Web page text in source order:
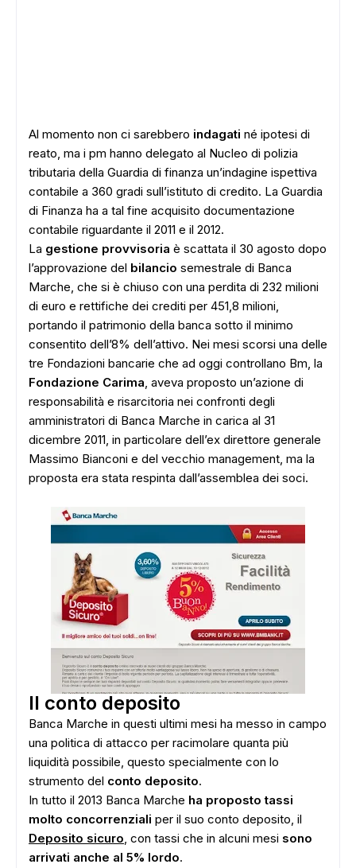
Al momento non ci sarebbero indagati né ipotesi di
reato, ma i pm hanno delegato al Nucleo di polizia
tributaria della Guardia di finanza un’indagine ispettiva
contabile a 360 gradi sull’istituto di credito. La Guardia
di Finanza ha a tal fine acquisito documentazione
contabile riguardante il 2011 e il 2012.
La gestione provvisoria è scattata il 30 agosto dopo
l’approvazione del bilancio semestrale di Banca
Marche, che si è chiuso con una perdita di 232 milioni
di euro e rettifiche dei crediti per 451,8 milioni,
portando il patrimonio della banca sotto il minimo
consentito dell’8% dell’attivo. Nei mesi scorsi una delle
tre Fondazioni bancarie che ad oggi controllano Bm, la
Fondazione Carima, aveva proposto un’azione di
responsabilità e risarcitoria nei confronti degli
amministratori di Banca Marche in carica al 31
dicembre 2011, in particolare dell’ex direttore generale
Massimo Bianconi e del vecchio management, ma la
proposta era stata respinta dall’assemblea dei soci.
Il conto deposito
Banca Marche in questi ultimi mesi ha messo in campo
una politica di attacco per racimolare quanta più
liquidità possibile, questo specialmente con lo
strumento del conto deposito.
In tutto il 2013 Banca Marche ha proposto tassi
molto concorrenziali per il suo conto deposito, il
Deposito sicuro, con tassi che in alcuni mesi sono
arrivati anche al 5% lordo.